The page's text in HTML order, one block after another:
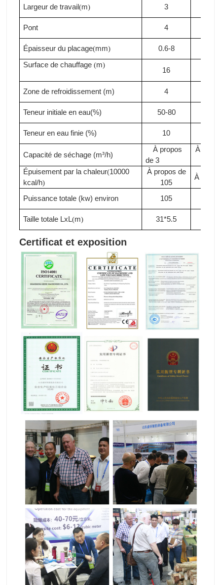
Largeur de travail(m) 3
Pont 4
Épaisseur du placage(mm) 0.6-8
Surface de chauffage (m)
16
Zone de refroidissement (m) 4
Teneur initiale en eau(%) 50-80
Teneur en eau finie (%) 10
Capacité de séchage (m³/h)
À propos
de 3
À
Épuisement par la chaleur(10000
kcal/h)
À propos de
105
À
Puissance totale (kw) environ 105
Taille totale LxL(m) 31*5.5
Certificat et exposition